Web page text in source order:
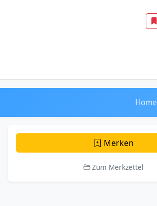
Home
Merken
Zum Merkzettel